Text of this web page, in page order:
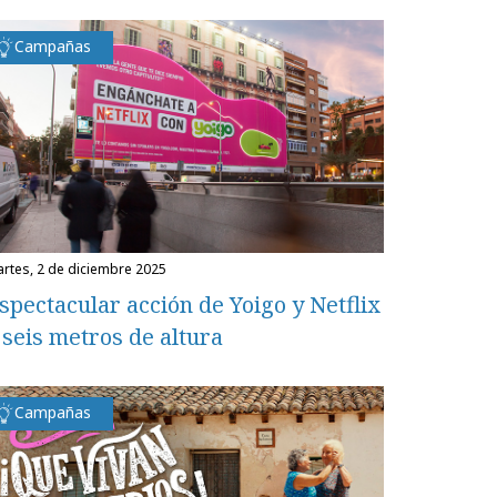
Campañas
2 de diciembre 2025
acción de Yoigo y Netflix
metros de altura
Campañas